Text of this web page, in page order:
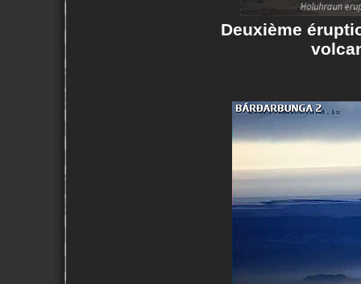
Deuxième